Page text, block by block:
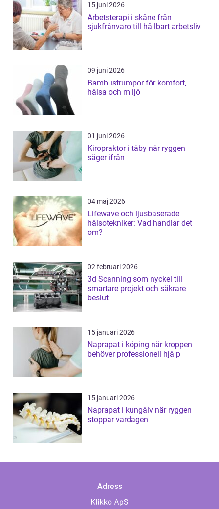
15 juni 2026
Arbetsterapi i skåne från
sjukfrånvaro till hållbart arbetsliv
09 juni 2026
Bambustrumpor för komfort,
hälsa och miljö
01 juni 2026
Kiropraktor i täby när ryggen
säger ifrån
04 maj 2026
Lifewave och ljusbaserade
hälsotekniker: Vad handlar det
om?
02 februari 2026
3d Scanning som nyckel till
smartare projekt och säkrare
beslut
15 januari 2026
Naprapat i köping när kroppen
behöver professionell hjälp
15 januari 2026
Naprapat i kungälv när ryggen
stoppar vardagen
Adress